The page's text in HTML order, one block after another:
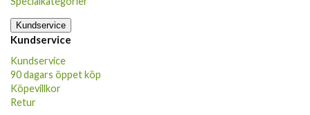
Kundservice
Kundservice
Kundservice
90 dagars öppet köp
Köpevillkor
Retur